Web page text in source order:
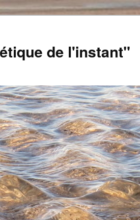
de l'instant"